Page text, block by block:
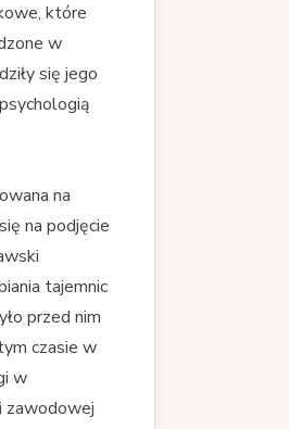
które
w
się jego
na
na podjęcie
tajemnic
przed nim
czasie w
w
zawodowej